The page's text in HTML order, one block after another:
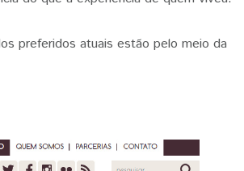
preferidos atuais estão pelo meio da